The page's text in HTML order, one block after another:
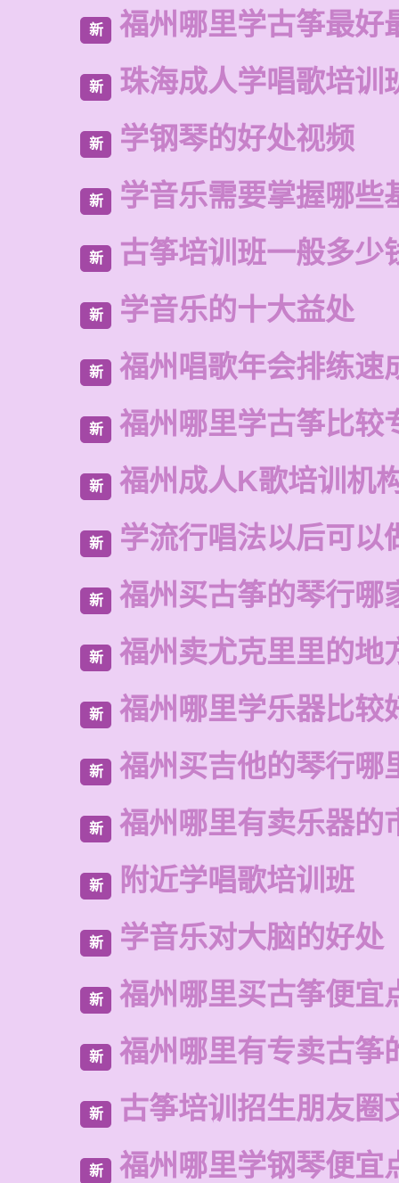
新 福州哪里学古筝最好
新 珠海成人学唱歌培训
新 学钢琴的好处视频
新 学音乐需要掌握哪些
新 古筝培训班一般多少
新 学音乐的十大益处
新 福州唱歌年会排练速
新 福州哪里学古筝比较
新 福州成人K歌培训机
新 学流行唱法以后可以
新 福州买古筝的琴行哪
新 福州卖尤克里里的地
新 福州哪里学乐器比较
新 福州买吉他的琴行哪
新 福州哪里有卖乐器的
新 附近学唱歌培训班
新 学音乐对大脑的好处
新 福州哪里买古筝便宜
新 福州哪里有专卖古筝
新 古筝培训招生朋友圈
新 福州哪里学钢琴便宜